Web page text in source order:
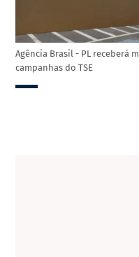
Agência Brasil - PL receberá
campanhas do TSE